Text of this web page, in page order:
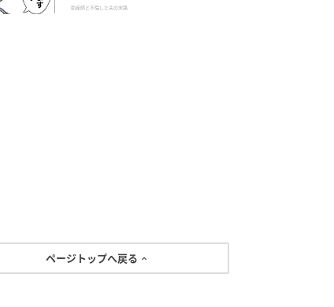
た。
助産師と不倫した夫の末路
ページトップへ戻る